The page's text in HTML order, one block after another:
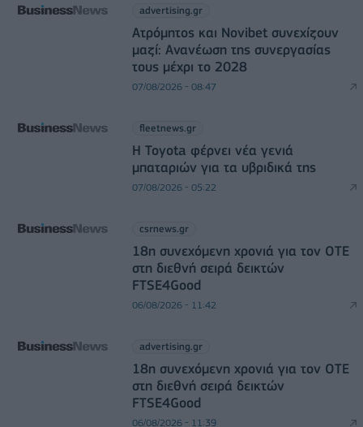
advertising.gr
Ατρόμητος και Novibet συνεχίζουν
μαζί: Ανανέωση της συνεργασίας
τους μέχρι το 2028
07/08/2026 - 08:47
fleetnews.gr
Η Toyota φέρνει νέα γενιά
μπαταριών για τα υβριδικά της
07/08/2026 - 05:22
csrnews.gr
18η συνεχόμενη χρονιά για τον ΟΤΕ
στη διεθνή σειρά δεικτών
FTSE4Good
06/08/2026 - 11:42
advertising.gr
18η συνεχόμενη χρονιά για τον ΟΤΕ
στη διεθνή σειρά δεικτών
FTSE4Good
06/08/2026 - 11:39